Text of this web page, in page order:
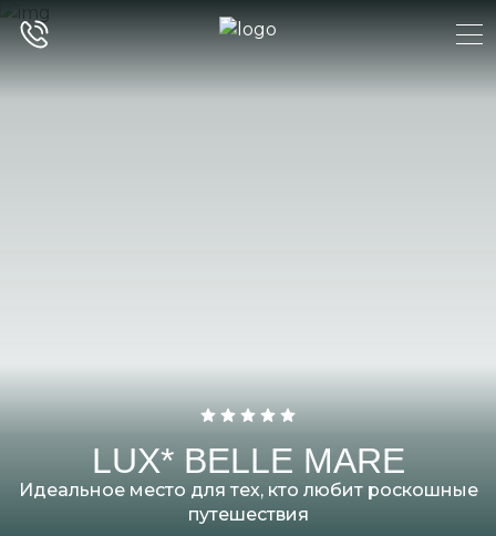
LUX* BELLE MARE
Идеальное место для тех, кто любит роскошные
путешествия